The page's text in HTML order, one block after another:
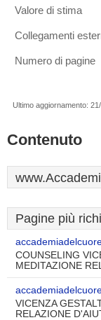
Valore di stima
Collegamenti
Numero di pagine
Ultimo aggiornamento:
Contenuto
Pagine più
COUNSELING
MEDITAZIONE
VICENZA
RELAZIONE